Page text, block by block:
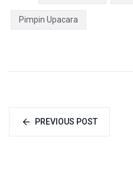
Pimpin Upacara
PREVIOUS POST